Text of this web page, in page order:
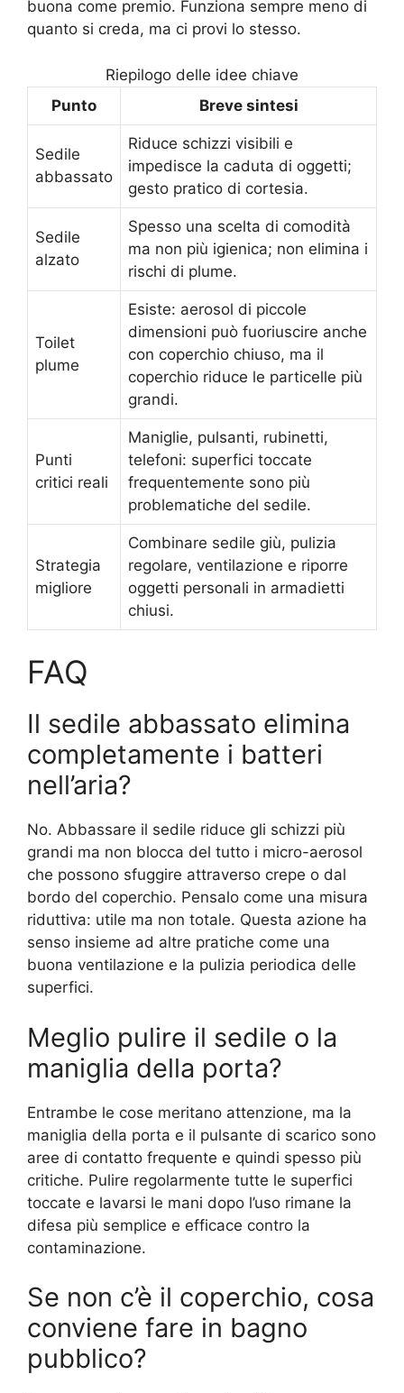
buona come premio. Funziona sempre meno di
quanto si creda, ma ci provi lo stesso.
Riepilogo delle idee chiave
Punto
Breve sintesi
Sedile
abbassato
Riduce schizzi visibili e
impedisce la caduta di oggetti;
gesto pratico di cortesia.
Sedile
alzato
Spesso una scelta di comodità
ma non più igienica; non elimina i
rischi di plume.
Toilet
plume
Esiste: aerosol di piccole
dimensioni può fuoriuscire anche
con coperchio chiuso, ma il
coperchio riduce le particelle più
grandi.
Punti
critici reali
Maniglie, pulsanti, rubinetti,
telefoni: superfici toccate
frequentemente sono più
problematiche del sedile.
Strategia
migliore
Combinare sedile giù, pulizia
regolare, ventilazione e riporre
oggetti personali in armadietti
chiusi.
FAQ
Il sedile abbassato elimina
completamente i batteri
nell’aria?
No. Abbassare il sedile riduce gli schizzi più
grandi ma non blocca del tutto i micro-aerosol
che possono sfuggire attraverso crepe o dal
bordo del coperchio. Pensalo come una misura
riduttiva: utile ma non totale. Questa azione ha
senso insieme ad altre pratiche come una
buona ventilazione e la pulizia periodica delle
superfici.
Meglio pulire il sedile o la
maniglia della porta?
Entrambe le cose meritano attenzione, ma la
maniglia della porta e il pulsante di scarico sono
aree di contatto frequente e quindi spesso più
critiche. Pulire regolarmente tutte le superfici
toccate e lavarsi le mani dopo l’uso rimane la
difesa più semplice e efficace contro la
contaminazione.
Se non c’è il coperchio, cosa
conviene fare in bagno
pubblico?